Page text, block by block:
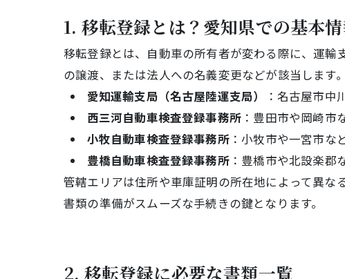
1. 移転登録とは？愛知県での基本
移転登録とは、自動車の所有者が変わる際に、運
の譲渡、または法人への名義変更などが該当します
愛知運輸支局（名古屋陸運支局）
：名古屋市中
西三河自動車検査登録事務所 ：豊田市や岡崎市
小牧自動車検査登録事務所：小牧市や一宮市な
豊橋自動車検査登録事務所：豊橋市や北設楽郡
管轄エリアは住所や車庫証明の所在地によって異な
書類の準備がスムーズな手続きの鍵となります。
2. 移転登録に必要な書類一覧